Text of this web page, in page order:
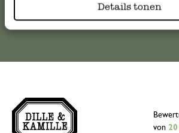
Details tonen
von